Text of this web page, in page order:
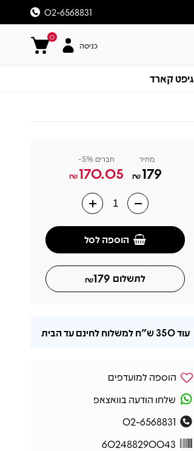
02-6568831
0
כניסה
גיפט קארד
מחיר
179
₪
חברים 5%-
170.05
₪
הוספה לסל
לתשלום 179
₪
עוד350 ש"ח למשלוח לחינם עד הבית
הוספה למועדפים
שלחו הודעה בוואצאפ
02-6568831
602488290043